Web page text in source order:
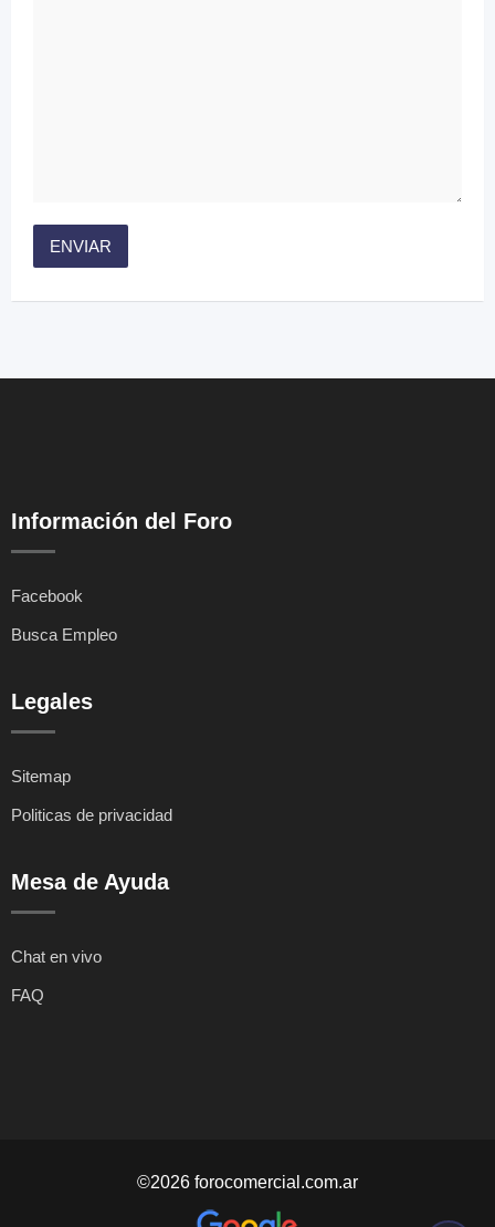
Información del Foro
Facebook
Busca Empleo
Legales
Sitemap
Politicas de privacidad
Mesa de Ayuda
Chat en vivo
FAQ
©2026 forocomercial.com.ar